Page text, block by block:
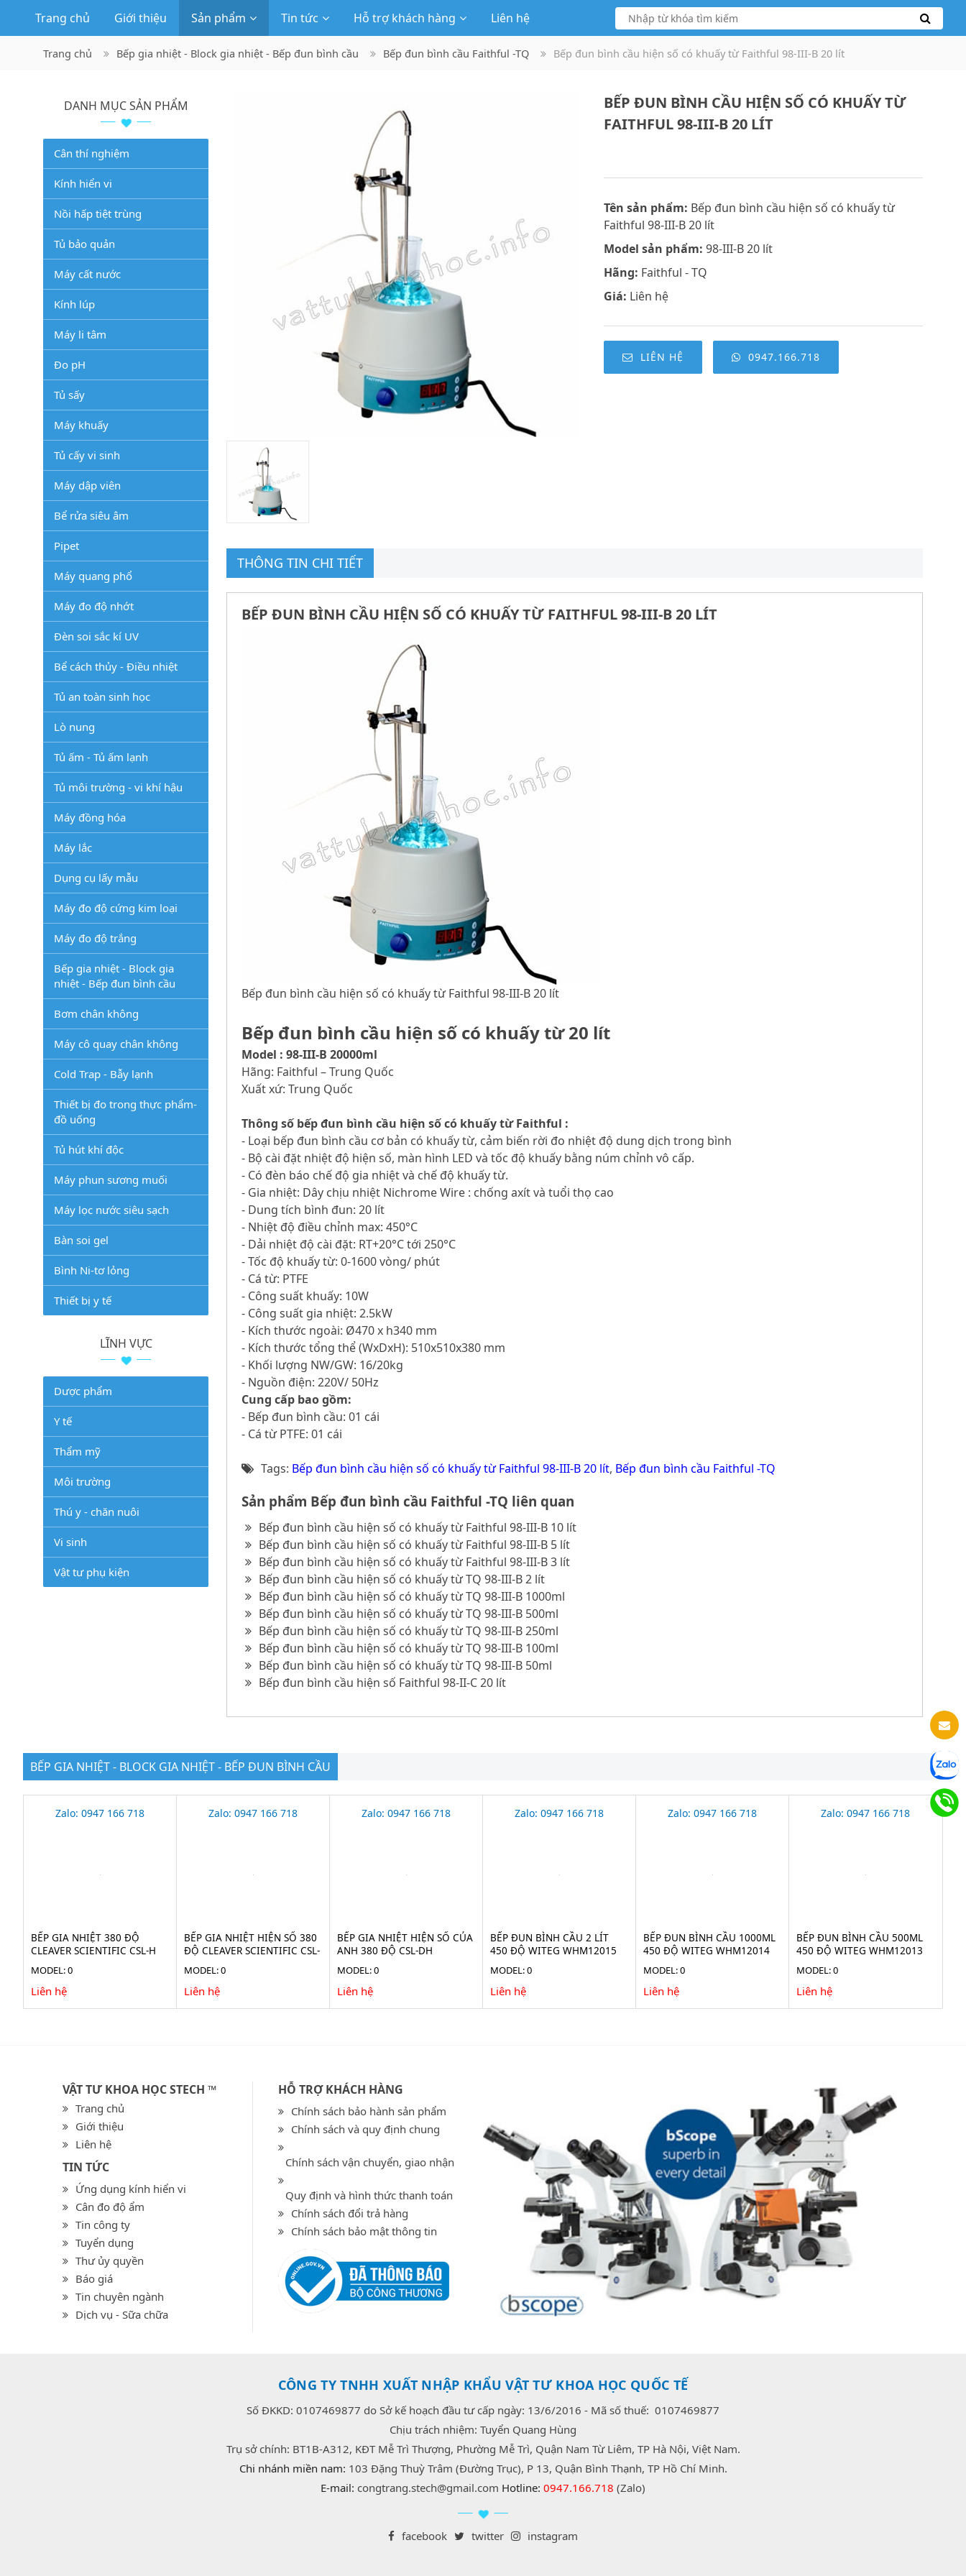
Trang chủ Giới thiệu Sản phẩm Tin tức Hỗ trợ khách hàng Liên hệ
Trang chủ Bếp gia nhiệt - Block gia nhiệt - Bếp đun bình cầu Bếp đun bình cầu Faithful -TQ Bếp đun bình cầu hiện số có khuấy từ Faithful 98-III-B 20 lít
BẾP ĐUN BÌNH CẦU HIỆN SỐ CÓ KHUẤY TỪ
FAITHFUL 98-III-B 20 LÍT
Tên sản phẩm: Bếp đun bình cầu hiện số có khuấy từ
Faithful 98-III-B 20 lít
Model sản phẩm: 98-III-B 20 lít
Hãng: Faithful - TQ
Giá: Liên hệ
LIÊN HỆ 0947.166.718
THÔNG TIN CHI TIẾT
BẾP ĐUN BÌNH CẦU HIỆN SỐ CÓ KHUẤY TỪ FAITHFUL 98-III-B 20 LÍT
Bếp đun bình cầu hiện số có khuấy từ Faithful 98-III-B 20 lít
Bếp đun bình cầu hiện số có khuấy từ 20 lít
Model : 98-III-B 20000ml
Hãng: Faithful – Trung Quốc
Xuất xứ: Trung Quốc
Thông số bếp đun bình cầu hiện số có khuấy từ Faithful :
- Loại bếp đun bình cầu cơ bản có khuấy từ, cảm biến rời đo nhiệt độ dung dịch trong bình
- Bộ cài đặt nhiệt độ hiện số, màn hình LED và tốc độ khuấy bằng núm chỉnh vô cấp.
- Có đèn báo chế độ gia nhiệt và chế độ khuấy từ.
- Gia nhiệt: Dây chịu nhiệt Nichrome Wire : chống axít và tuổi thọ cao
- Dung tích bình đun: 20 lít
- Nhiệt độ điều chỉnh max: 450°C
- Dải nhiệt độ cài đặt: RT+20°C tới 250°C
- Tốc độ khuấy từ: 0-1600 vòng/ phút
- Cá từ: PTFE
- Công suất khuấy: 10W
- Công suất gia nhiệt: 2.5kW
- Kích thước ngoài: Ø470 x h340 mm
- Kích thước tổng thể (WxDxH): 510x510x380 mm
- Khối lượng NW/GW: 16/20kg
- Nguồn điện: 220V/ 50Hz
Cung cấp bao gồm:
- Bếp đun bình cầu: 01 cái
- Cá từ PTFE: 01 cái
Tags: Bếp đun bình cầu hiện số có khuấy từ Faithful 98-III-B 20 lít, Bếp đun bình cầu Faithful -TQ
Sản phẩm Bếp đun bình cầu Faithful -TQ liên quan
Bếp đun bình cầu hiện số có khuấy từ Faithful 98-III-B 10 lít
Bếp đun bình cầu hiện số có khuấy từ Faithful 98-III-B 5 lít
Bếp đun bình cầu hiện số có khuấy từ Faithful 98-III-B 3 lít
Bếp đun bình cầu hiện số có khuấy từ TQ 98-III-B 2 lít
Bếp đun bình cầu hiện số có khuấy từ TQ 98-III-B 1000ml
Bếp đun bình cầu hiện số có khuấy từ TQ 98-III-B 500ml
Bếp đun bình cầu hiện số có khuấy từ TQ 98-III-B 250ml
Bếp đun bình cầu hiện số có khuấy từ TQ 98-III-B 100ml
Bếp đun bình cầu hiện số có khuấy từ TQ 98-III-B 50ml
Bếp đun bình cầu hiện số Faithful 98-II-C 20 lít
DANH MỤC SẢN PHẨM
Cân thí nghiệm
Kính hiển vi
Nồi hấp tiệt trùng
Tủ bảo quản
Máy cất nước
Kính lúp
Máy li tâm
Đo pH
Tủ sấy
Máy khuấy
Tủ cấy vi sinh
Máy dập viên
Bể rửa siêu âm
Pipet
Máy quang phổ
Máy đo độ nhớt
Đèn soi sắc kí UV
Bể cách thủy - Điều nhiệt
Tủ an toàn sinh học
Lò nung
Tủ ấm - Tủ ấm lạnh
Tủ môi trường - vi khí hậu
Máy đồng hóa
Máy lắc
Dụng cụ lấy mẫu
Máy đo độ cứng kim loại
Máy đo độ trắng
Bếp gia nhiệt - Block gia
nhiệt - Bếp đun bình cầu
Bơm chân không
Máy cô quay chân không
Cold Trap - Bẫy lạnh
Thiết bị đo trong thực phẩm-
đồ uống
Tủ hút khí độc
Máy phun sương muối
Máy lọc nước siêu sạch
Bàn soi gel
Bình Ni-tơ lỏng
Thiết bị y tế
LĨNH VỰC
Dược phẩm
Y tế
Thẩm mỹ
Môi trường
Thú y - chăn nuôi
Vi sinh
Vật tư phụ kiện
BẾP GIA NHIỆT - BLOCK GIA NHIỆT - BẾP ĐUN BÌNH CẦU
Zalo: 0947 166 718
BẾP GIA NHIỆT 380 ĐỘ
CLEAVER SCIENTIFIC CSL-H
MODEL: 0
Liên hệ
Zalo: 0947 166 718
BẾP GIA NHIỆT HIỆN SỐ 380
ĐỘ CLEAVER SCIENTIFIC CSL-
MODEL: 0
Liên hệ
Zalo: 0947 166 718
BẾP GIA NHIỆT HIỆN SỐ CỦA
ANH 380 ĐỘ CSL-DH
MODEL: 0
Liên hệ
Zalo: 0947 166 718
BẾP ĐUN BÌNH CẦU 2 LÍT
450 ĐỘ WITEG WHM12015
MODEL: 0
Liên hệ
Zalo: 0947 166 718
BẾP ĐUN BÌNH CẦU 1000ML
450 ĐỘ WITEG WHM12014
MODEL: 0
Liên hệ
Zalo: 0947 166 718
BẾP ĐUN BÌNH CẦU 500ML
450 ĐỘ WITEG WHM12013
MODEL: 0
Liên hệ
VẬT TƯ KHOA HỌC STECH ™
Trang chủ
Giới thiệu
Liên hệ
TIN TỨC
Ứng dụng kính hiển vi
Cân đo độ ẩm
Tin công ty
Tuyển dụng
Thư ủy quyền
Báo giá
Tin chuyên ngành
Dịch vụ - Sữa chữa
HỖ TRỢ KHÁCH HÀNG
Chính sách bảo hành sản phẩm
Chính sách và quy định chung
Chính sách vận chuyển, giao nhận
Quy định và hình thức thanh toán
Chính sách đổi trả hàng
Chính sách bảo mật thông tin
CÔNG TY TNHH XUẤT NHẬP KHẨU VẬT TƯ KHOA HỌC QUỐC TẾ
Số ĐKKD: 0107469877 do Sở kế hoạch đầu tư cấp ngày: 13/6/2016 - Mã số thuế: 0107469877
Chịu trách nhiệm: Tuyển Quang Hùng
Trụ sở chính: BT1B-A312, KĐT Mễ Trì Thượng, Phường Mễ Trì, Quận Nam Từ Liêm, TP Hà Nội, Việt Nam.
Chi nhánh miền nam: 103 Đặng Thuỳ Trâm (Đường Trục), P 13, Quận Bình Thạnh, TP Hồ Chí Minh.
E-mail: congtrang.stech@gmail.com Hotline: 0947.166.718 (Zalo)
facebook twitter instagram